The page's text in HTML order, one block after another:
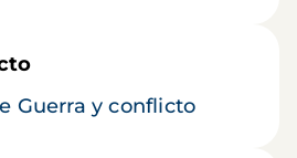
Guerra y conflicto